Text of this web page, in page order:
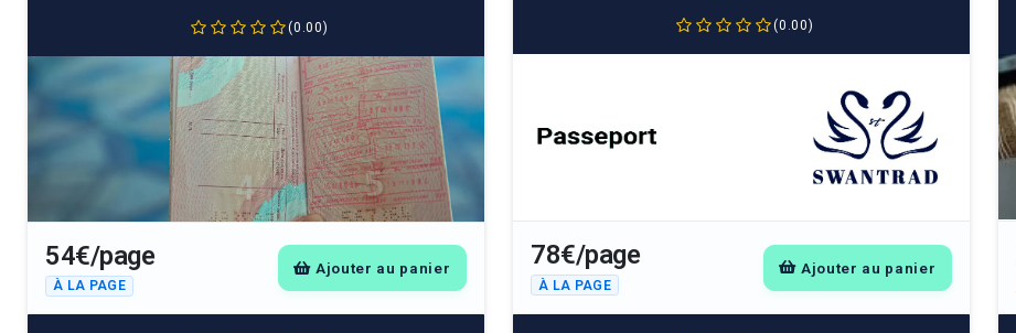
(0.00)
54€/page
À LA PAGE
Ajouter au panier
(0.00)
78€/page
À LA PAGE
Ajouter au panier